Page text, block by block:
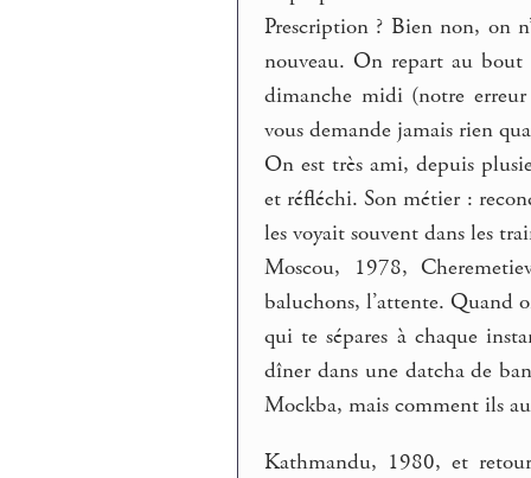
Prescription ? Bien non, on
nouveau. On repart au bout
dimanche midi (notre
vous demande jamais rien
On est très ami, depuis
et réfléchi. Son métier :
les voyait souvent dans les
Moscou, 1978,
baluchons, l’attente. Quand
qui te sépares à chaque
dîner dans une datcha de
Mockba, mais comment ils
Kathmandu, 1980, et